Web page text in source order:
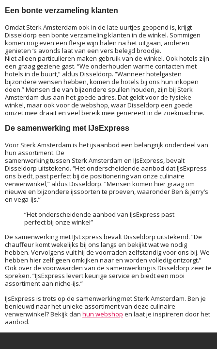
Een bonte verzameling klanten
Omdat Sterk Amsterdam ook in de late uurtjes geopend is, krijgt
Disseldorp een bonte verzameling klanten in de winkel. Sommigen
komen nog even een flesje wijn halen na het uitgaan, anderen
genieten ‘s avonds laat van een vers belegd broodje.
Niet alleen particulieren maken gebruik van de winkel. Ook hotels zijn
een graag geziene gast. “We onderhouden warme contacten met
hotels in de buurt,” aldus Disseldorp. “Wanneer hotelgasten
bijzondere wensen hebben, komen de hotels bij ons hun inkopen
doen.” Mensen die van bijzondere spullen houden, zijn bij Sterk
Amsterdam dus aan het goede adres. Dat geldt voor de fysieke
winkel, maar ook voor de webshop, waar Disseldorp een goede
omzet mee draait en veel bereik mee genereert in de zoekmachine.
De samenwerking met IJsExpress
Voor Sterk Amsterdam is het ijsaanbod een belangrijk onderdeel van
hun assortiment. De
samenwerking tussen Sterk Amsterdam en IJsExpress, bevalt
Disseldorp uitstekend. “Het onderscheidende aanbod dat IJsExpress
ons biedt, past perfect bij de positionering van onze culinaire
verwenwinkel,” aldus Disseldorp. “Mensen komen hier graag om
nieuwe en bijzondere ijssoorten te proeven, waaronder Ben & Jerry’s
en vega-ijs.”
“Het onderscheidende aanbod van IJsExpress past
perfect bij onze winkel”
De samenwerking met IJsExpress bevalt Disseldorp uitstekend. “De
chauffeur komt wekelijks bij ons langs en bekijkt wat we nodig
hebben. Vervolgens vult hij de voorraden zelfstandig voor ons bij. We
hebben hier zelf geen omkijken naar en worden volledig ontzorgt.”
Ook over de voorwaarden van de samenwerking is Disseldorp zeer te
spreken. “IJsExpress levert keurige service en biedt een mooi
assortiment aan niche-ijs.”
IJsExpress is trots op de samenwerking met Sterk Amsterdam. Ben je
benieuwd naar het unieke assortiment van deze culinaire
verwenwinkel? Bekijk dan hun webshop en laat je inspireren door het
aanbod.